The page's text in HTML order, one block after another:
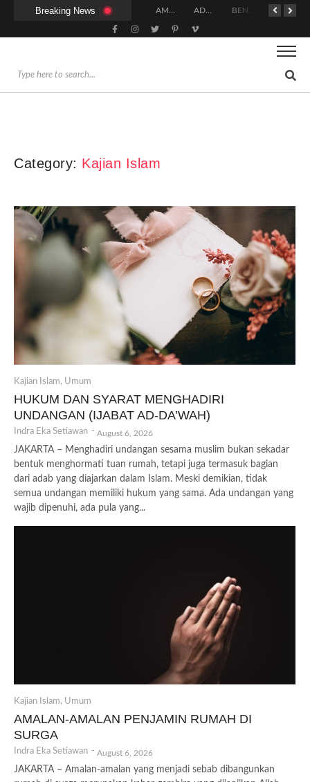
Breaking News
PANDUAN FIKIH MAKMUM MASBUQ BISAKAH SIHIR MENGHALANGI PERNIKAHAN? INI PENJELASAN ULAMA DAN CARA MENGOBATINYA MENURUT SYARIAT
Category: Kajian Islam
Kajian Islam, Umum
HUKUM DAN SYARAT MENGHADIRI
UNDANGAN (IJABAT AD-DA’WAH)
Indra Eka Setiawan - August 6, 2026
JAKARTA – Menghadiri undangan sesama muslim bukan sekadar
bentuk menghormati tuan rumah, tetapi juga termasuk bagian
dari adab yang diajarkan dalam Islam. Meski demikian, tidak
semua undangan memiliki hukum yang sama. Ada undangan yang
wajib dipenuhi, ada pula yang...
Kajian Islam, Umum
AMALAN-AMALAN PENJAMIN RUMAH DI
SURGA
Indra Eka Setiawan - August 6, 2026
JAKARTA – Amalan-amalan yang menjadi sebab dibangunkan